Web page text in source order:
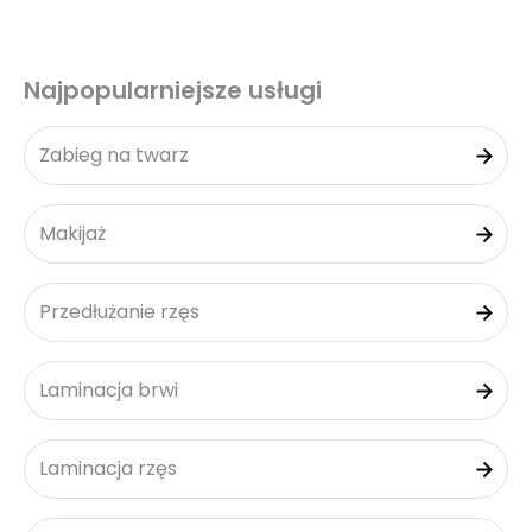
Najpopularniejsze usługi
Zabieg na twarz
Makijaż
Przedłużanie rzęs
Laminacja brwi
Laminacja rzęs